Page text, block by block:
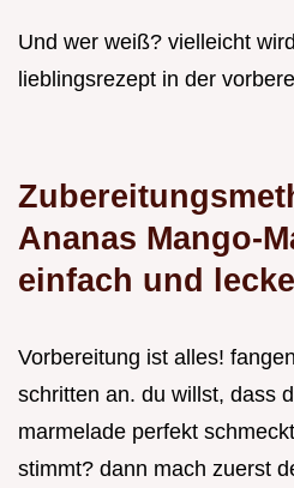
Und wer weiß? vielleicht
lieblingsrezept in der
Ananas Mango-
einfach und
Vorbereitung ist alles!
schritten an. du willst, dass
marmelade perfekt
stimmt? dann mach zuerst